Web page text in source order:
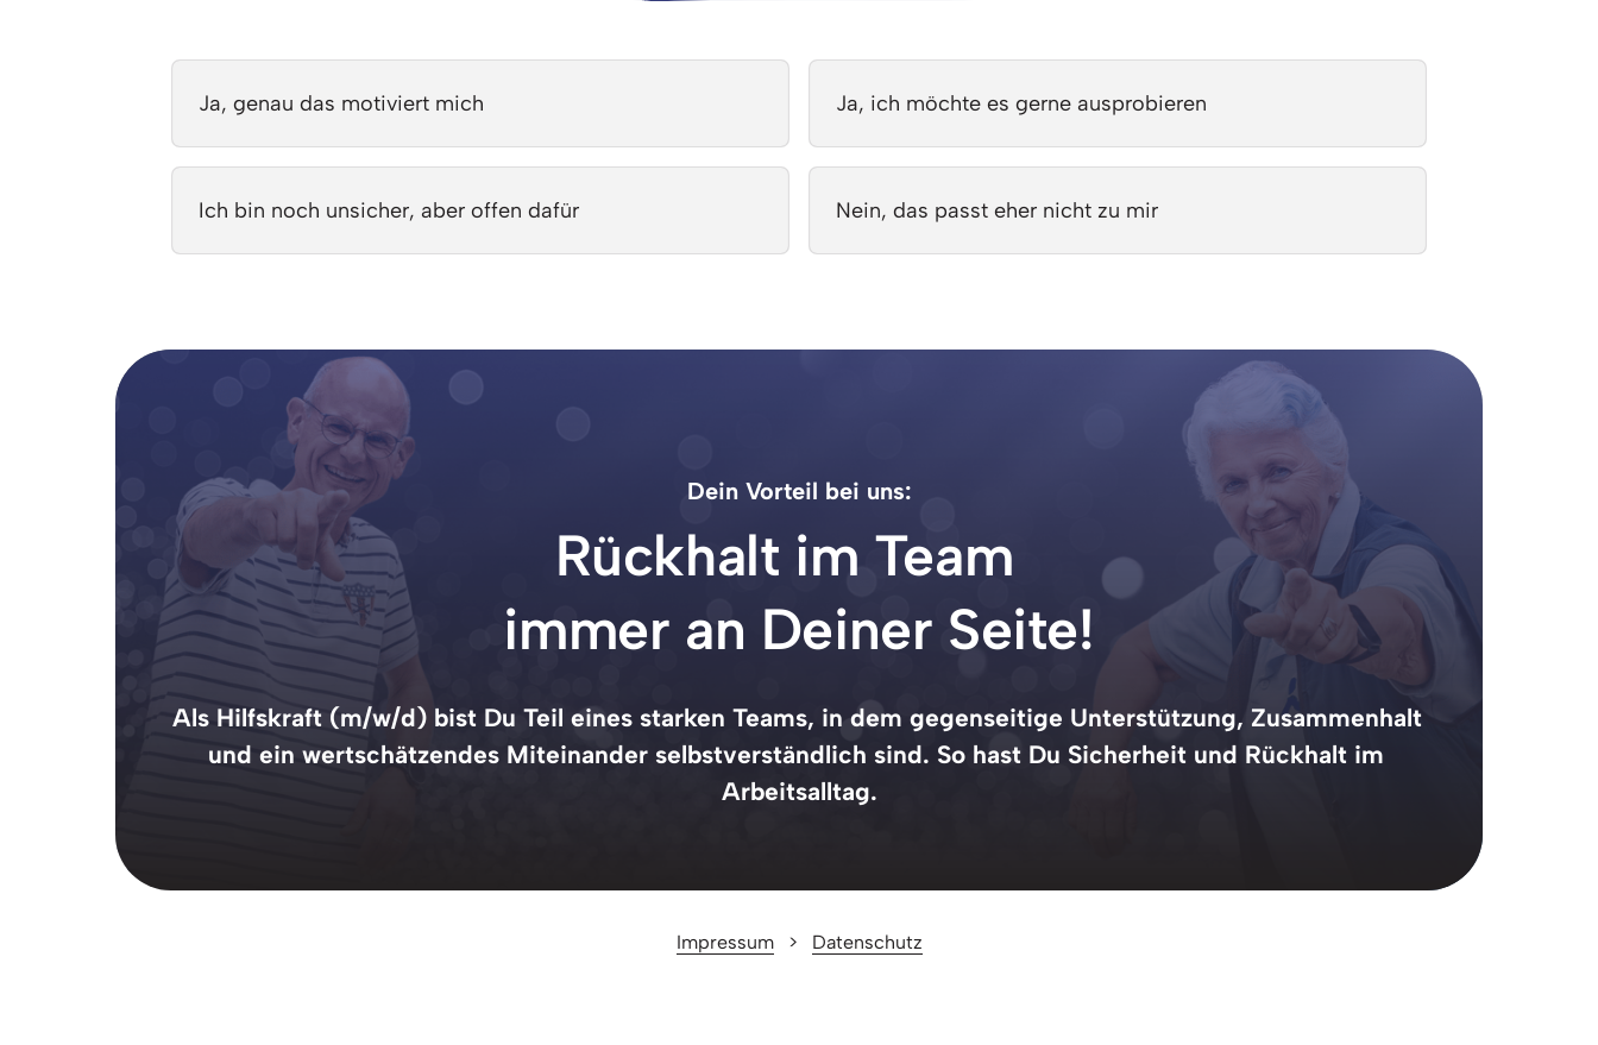
Ja, genau das motiviert mich
Ja, ich möchte es gerne ausprobieren
Ich bin noch unsicher, aber offen dafür Nein, das passt eher nicht zu mir
Dein Vorteil bei uns:
Rückhalt im Team
immer an Deiner Seite!
Als Hilfskraft (m/w/d) bist Du Teil eines starken Teams, in dem gegenseitige Unterstützung,
und ein wertschätzendes Miteinander selbstverständlich sind. So hast Du Sicherheit und Rückhalt
Arbeitsalltag.
Impressum
   >
Datenschutz